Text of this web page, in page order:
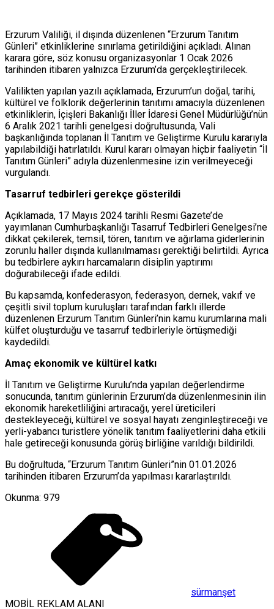
Erzurum Valiliği, il dışında düzenlenen “Erzurum Tanıtım
Günleri” etkinliklerine sınırlama getirildiğini açıkladı. Alınan
karara göre, söz konusu organizasyonlar 1 Ocak 2026
tarihinden itibaren yalnızca Erzurum’da gerçekleştirilecek.
Valilikten yapılan yazılı açıklamada, Erzurum’un doğal, tarihi,
kültürel ve folklorik değerlerinin tanıtımı amacıyla düzenlenen
etkinliklerin, İçişleri Bakanlığı İller İdaresi Genel Müdürlüğü’nün
6 Aralık 2021 tarihli genelgesi doğrultusunda, Vali
başkanlığında toplanan İl Tanıtım ve Geliştirme Kurulu kararıyla
yapılabildiği hatırlatıldı. Kurul kararı olmayan hiçbir faaliyetin “İl
Tanıtım Günleri” adıyla düzenlenmesine izin verilmeyeceği
vurgulandı.
Tasarruf tedbirleri gerekçe gösterildi
Açıklamada, 17 Mayıs 2024 tarihli Resmi Gazete’de
yayımlanan Cumhurbaşkanlığı Tasarruf Tedbirleri Genelgesi’ne
dikkat çekilerek, temsil, tören, tanıtım ve ağırlama giderlerinin
zorunlu haller dışında kullanılmaması gerektiği belirtildi. Ayrıca
bu tedbirlere aykırı harcamaların disiplin yaptırımı
doğurabileceği ifade edildi.
Bu kapsamda, konfederasyon, federasyon, dernek, vakıf ve
çeşitli sivil toplum kuruluşları tarafından farklı illerde
düzenlenen Erzurum Tanıtım Günleri’nin kamu kurumlarına mali
külfet oluşturduğu ve tasarruf tedbirleriyle örtüşmediği
kaydedildi.
Amaç ekonomik ve kültürel katkı
İl Tanıtım ve Geliştirme Kurulu’nda yapılan değerlendirme
sonucunda, tanıtım günlerinin Erzurum’da düzenlenmesinin ilin
ekonomik hareketliliğini artıracağı, yerel üreticileri
destekleyeceği, kültürel ve sosyal hayatı zenginleştireceği ve
yerli-yabancı turistlere yönelik tanıtım faaliyetlerini daha etkili
hale getireceği konusunda görüş birliğine varıldığı bildirildi.
Bu doğrultuda, “Erzurum Tanıtım Günleri”nin 01.01.2026
tarihinden itibaren Erzurum’da yapılması kararlaştırıldı.
Okunma: 979
sürmanşet
MOBİL REKLAM ALANI